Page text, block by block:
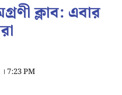
ক্লাব: এবার
7:23 PM